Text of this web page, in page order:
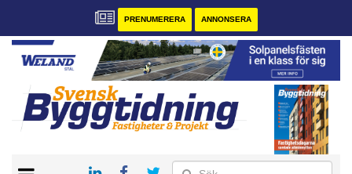
PRENUMERERA ANNONSERA